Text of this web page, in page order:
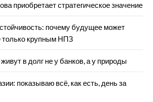
приобретает стратегическое значение
почему будущее может
только крупным НПЗ
в долг не у банков, а у природы
показываю всё, как есть, день за